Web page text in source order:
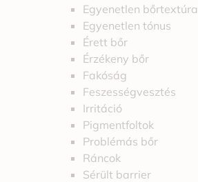
Egyenetlen bőrtextúra
Egyenetlen tónus
Érett bőr
Érzékeny bőr
Fakóság
Feszességvesztés
Irritáció
Pigmentfoltok
Problémás bőr
Ráncok
Sérült barrier